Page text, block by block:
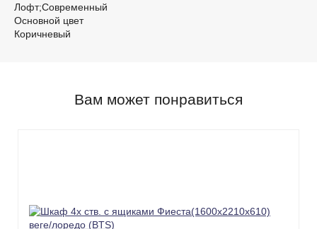
Лофт;Современный
Основной цвет
Коричневый
Вам может понравиться